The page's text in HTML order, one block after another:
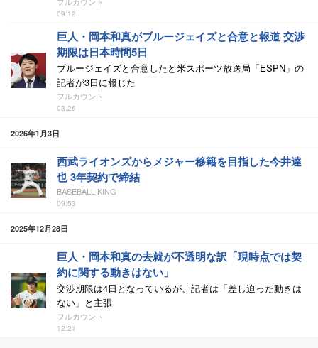
09:12
巨人・岡本和真がブルージェイズと合意と報道 交渉
期限は日本時間5日
ブルージェイズと合意したと米スポーツ放送局「ESPN」の
記者が3日に報じた
フルカウント
03:26
2026年1月3日
西武ライオンズからメジャー移籍を目指した今井達
也 3年契約で締結
BASEBALL KING
09:53
2025年12月28日
巨人・岡本和真の去就が不透明な訳「現時点では契
約に関する動きはない」
交渉期限は4日となっているが、記者は「差し迫った動きは
ない」と主張
フルカウント
12:21